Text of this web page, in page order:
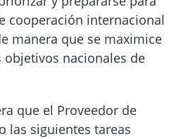
cooperación internacional
manera que se maximice
nacionales de
que el Proveedor de
las siguientes tareas